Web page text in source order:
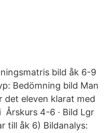
bild åk 6-9
Bedömning bild Man
det eleven klarat med
4-6 · Bild Lgr
till åk 6) Bildanalys: